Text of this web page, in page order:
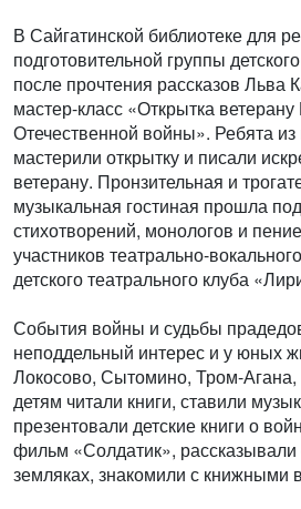
В Сайгатинской библиотеке для
подготовительной группы
после прочтения рассказов Льва
мастер-класс «Открытка ветерану
Отечественной войны». Ребята из
мастерили открытку и писали
ветерану. Пронзительная и
музыкальная гостиная прошла
стихотворений, монологов и
участников театрально-
детского театрального клуба
События войны и судьбы
неподдельный интерес и у юных
Локосово, Сытомино, Тром-Агана,
детям читали книги, ставили
презентовали детские книги о
фильм «Солдатик»,
земляках, знакомили с книжными